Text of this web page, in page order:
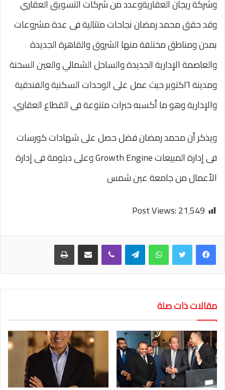
وشركة ريجان العقاريةوعدد من شركات التسويق العقاري
وقد حقق محمد رمضان نجاحات متتالية فى عدة مشروعات
بمدن ومناطق مختلفة منها الشروق والقاهرة الجديدة
والعاصمة الإدارية الجديدة والساحل الشمالي والعين السخنة
ومدينة ٦اكتوبر حيث عمل على الوحدات السكنية والفندقية
والإدارية وهو ما أكسبه خبرات متنوعة فى القطاع العقاري.
ويذكر أن محمد رمضان فضل حصل على شهادات كورسات
فى إدارة المبيعات Growth Engine وعلى دبلومة فى إدارة
الأعمال من جامعة عين شمس
Post Views:21٬549
واتساب تيلقرام
مقالات ذات صلة